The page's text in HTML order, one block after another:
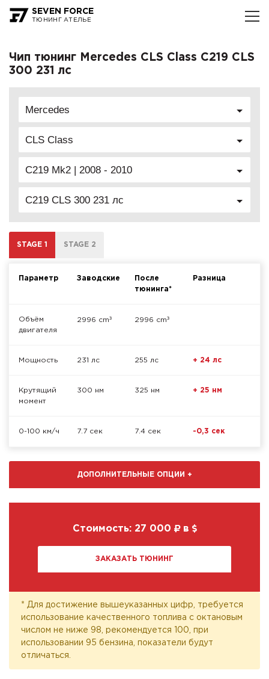
SEVEN FORCE
ТЮНИНГ АТЕЛЬЕ
Чип тюнинг Mercedes CLS Class C219 CLS
300 231 лс
Mercedes
CLS Class
C219 Mk2 | 2008 - 2010
C219 CLS 300 231 лс
STAGE 1 STAGE 2
Параметр Заводские
После
тюнинга*
Разница
Объём
двигателя
2996 cm³ 2996 cm³
Мощность 231 лс 255 лс + 24 лс
Крутящий
момент
300 нм 325 нм + 25 нм
0-100 км/ч 7.7 сек 7.4 сек -0,3 сек
ДОПОЛНИТЕЛЬНЫЕ ОПЦИИ +
Стоимость: 27 000 в
ЗАКАЗАТЬ ТЮНИНГ
* Для достижение вышеуказанных цифр, требуется
использование качественного топлива с октановым
числом не ниже 98, рекомендуется 100, при
использовании 95 бензина, показатели будут
отличаться.